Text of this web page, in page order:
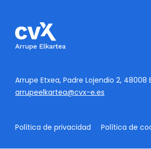
Arrupe Etxea, Padre Lojendio 2, 48008
arrupeelkartea@cvx-e.es
Política de privacidad Política de